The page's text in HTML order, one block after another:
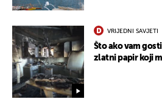
VRIJEDNI SAVJETI
Što ako vam
zlatni papir koji